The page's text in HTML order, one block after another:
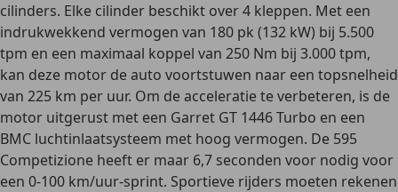
cilinders. Elke cilinder beschikt over 4 kleppen. Met een
indrukwekkend vermogen van 180 pk (132 kW) bij 5.500
tpm en een maximaal koppel van 250 Nm bij 3.000 tpm,
kan deze motor de auto voortstuwen naar een topsnelheid
van 225 km per uur. Om de acceleratie te verbeteren, is de
motor uitgerust met een Garret GT 1446 Turbo en een
BMC luchtinlaatsysteem met hoog vermogen. De 595
Competizione heeft er maar 6,7 seconden voor nodig voor
een 0-100 km/uur-sprint. Sportieve rijders moeten rekenen